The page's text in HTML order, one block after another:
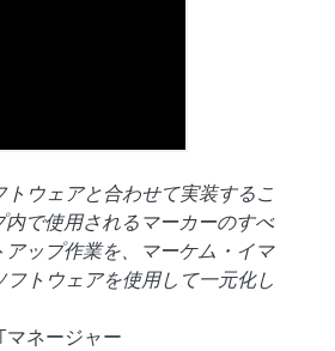
トウェアと合わせて実装するこ
内で使用されるマーカーのすべ
アップ作業を、マーケム・イマ
フトウェアを使用して一元化し
マネージャー